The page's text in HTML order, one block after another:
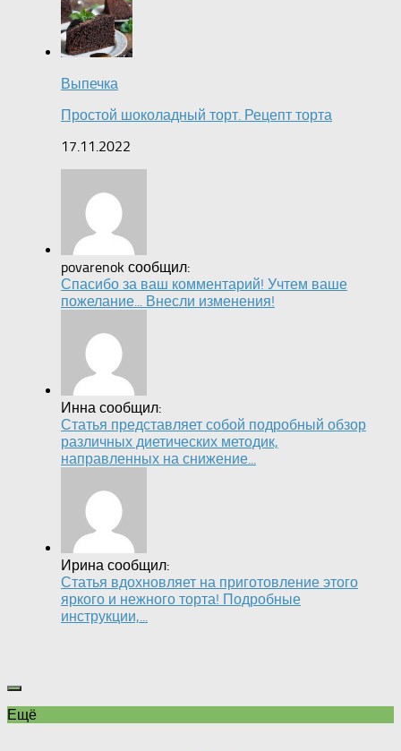
Выпечка
Простой шоколадный торт. Рецепт торта
17.11.2022
povarenok сообщил:
Спасибо за ваш комментарий! Учтем ваше
пожелание... Внесли изменения!
Инна сообщил:
Статья представляет собой подробный обзор
различных диетических методик,
направленных на снижение...
Ирина сообщил:
Статья вдохновляет на приготовление этого
яркого и нежного торта! Подробные
инструкции,...
Ещё